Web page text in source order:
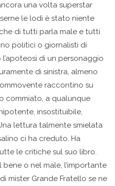
una volta superstar
le lodi è stato niente
di tutti parla male e tutti
politici o giornalisti di
di un personaggio
di sinistra, almeno
raccontino su
commiato, a qualunque
insostituibile,
lettura talmente smielata
ci ha creduto. Ha
le critiche sul suo libro.
bene o nel male, l’importante
mister Grande Fratello se ne